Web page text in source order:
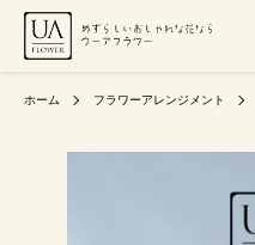
ホーム フラワーアレンジメント